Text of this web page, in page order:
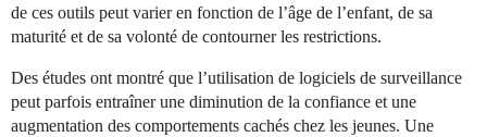
de ces outils peut varier en fonction de l’âge de l’enfant, de sa
maturité et de sa volonté de contourner les restrictions.
Des études ont montré que l’utilisation de logiciels de surveillance
peut parfois entraîner une diminution de la confiance et une
augmentation des comportements cachés chez les jeunes. Une